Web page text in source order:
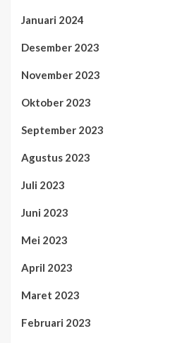
Januari 2024
Desember 2023
November 2023
Oktober 2023
September 2023
Agustus 2023
Juli 2023
Juni 2023
Mei 2023
April 2023
Maret 2023
Februari 2023